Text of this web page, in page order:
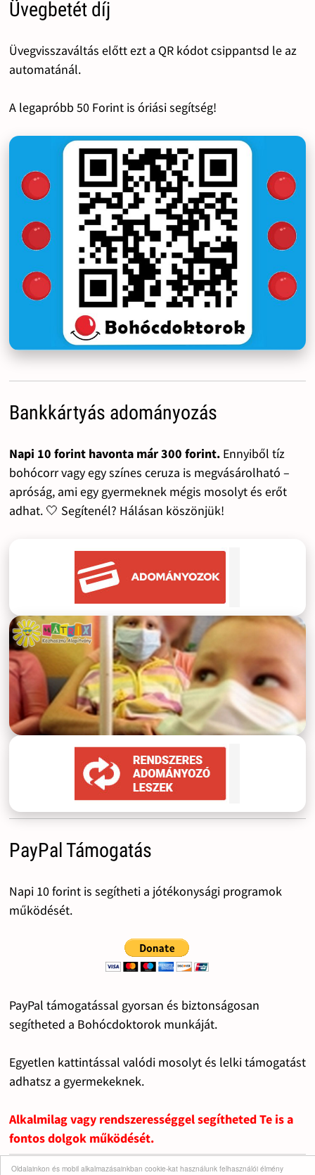
Oldalainkon és mobil alkalmazásainkban cookie-kat használunk felhasználói élmény
Üvegbetét díj
Üvegvisszaváltás előtt ezt a QR kódot csippantsd le az
automatánál.
A legapróbb 50 Forint is óriási segítség!
Bankkártyás adományozás
Napi 10 forint havonta már 300 forint.Ennyiből tíz
bohócorr vagy egy színes ceruza is megvásárolható –
apróság, ami egy gyermeknek mégis mosolyt és erőt
adhat. 🤍 Segítenél? Hálásan köszönjük!
PayPal Támogatás
Napi 10 forint is segítheti a jótékonysági programok
működését.
PayPal támogatással gyorsan és biztonságosan
segítheted a Bohócdoktorok munkáját.
Egyetlen kattintással valódi mosolyt és lelki támogatást
adhatsz a gyermekeknek.
Alkalmilag vagy rendszerességgel segítheted Te is a
fontos dolgok működését.